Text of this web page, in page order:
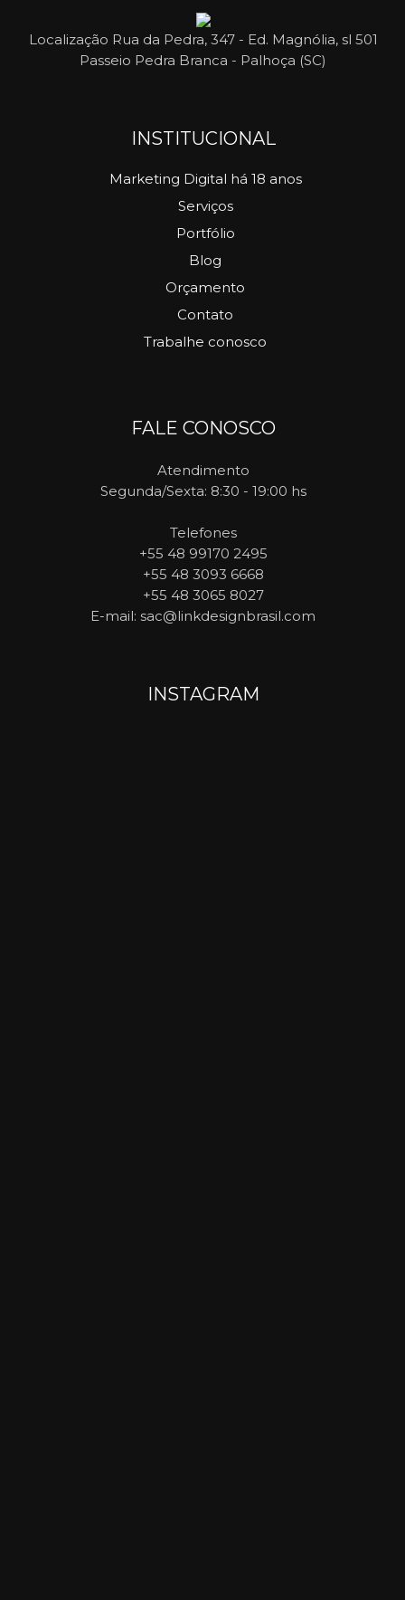
Localização Rua da Pedra, 347 - Ed. Magnólia, sl 501
Passeio Pedra Branca - Palhoça (SC)
INSTITUCIONAL
Marketing Digital há 18 anos
Serviços
Portfólio
Blog
Orçamento
Contato
Trabalhe conosco
FALE CONOSCO
Atendimento
Segunda/Sexta: 8:30 - 19:00 hs
Telefones
+55 48 99170 2495
+55 48 3093 6668
+55 48 3065 8027
E-mail: sac@linkdesignbrasil.com
INSTAGRAM